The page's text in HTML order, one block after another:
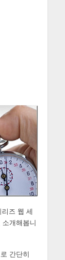
즈 웹 세
개해봅니
간단히